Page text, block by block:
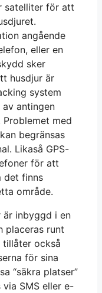
satelliter för att
angående
eller en
sker
husdjur är
system
antingen
med
begränsas
Likaså GPS-
för att
det finns
område.
är inbyggd i en
placeras runt
tillåter också
för sina
“säkra platser”
SMS eller e-